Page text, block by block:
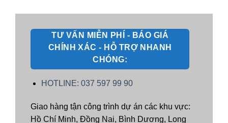
TƯ VẤN MIỄN PHÍ - BÁO GIÁ
CHÍNH XÁC - HỖ TRỢ NHANH
CHÓNG:
HOTLINE: 037 597 99 90
Giao hàng tận công trình dự án các khu vực:
Hồ Chí Minh, Đồng Nai, Bình Dương, Long